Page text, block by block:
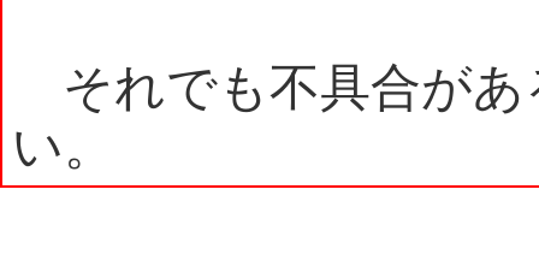
それでも不具合があ
い。